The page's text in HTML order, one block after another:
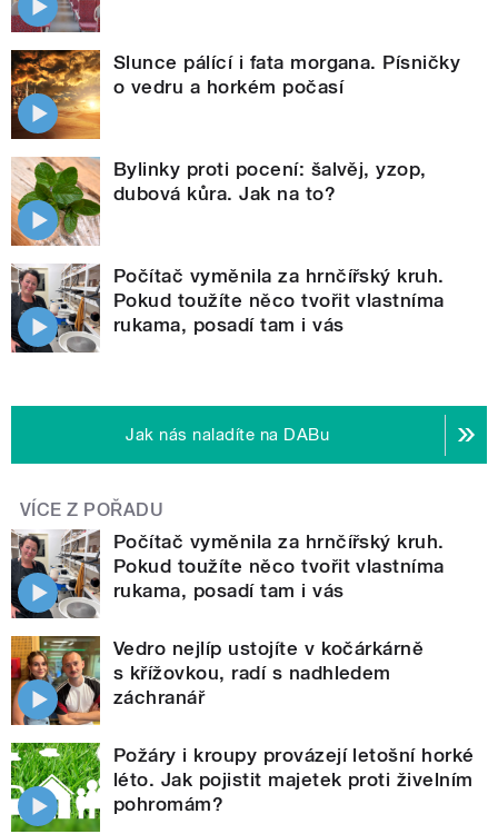
Slunce pálící i fata morgana. Písničky
o vedru a horkém počasí
Bylinky proti pocení: šalvěj, yzop,
dubová kůra. Jak na to?
Počítač vyměnila za hrnčířský kruh.
Pokud toužíte něco tvořit vlastníma
rukama, posadí tam i vás
Jak nás naladíte na DABu
VÍCE Z POŘADU
Počítač vyměnila za hrnčířský kruh.
Pokud toužíte něco tvořit vlastníma
rukama, posadí tam i vás
Vedro nejlíp ustojíte v kočárkárně
s křížovkou, radí s nadhledem
záchranář
Požáry i kroupy provázejí letošní horké
léto. Jak pojistit majetek proti živelním
pohromám?